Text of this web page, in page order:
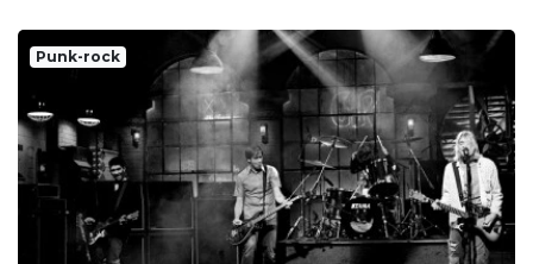
Punk-rock